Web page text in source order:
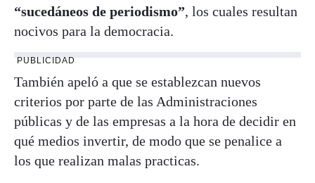
“sucedáneos de periodismo”, los cuales resultan
nocivos para la democracia.
PUBLICIDAD
También apeló a que se establezcan nuevos
criterios por parte de las Administraciones
públicas y de las empresas a la hora de decidir en
qué medios invertir, de modo que se penalice a
los que realizan malas practicas.